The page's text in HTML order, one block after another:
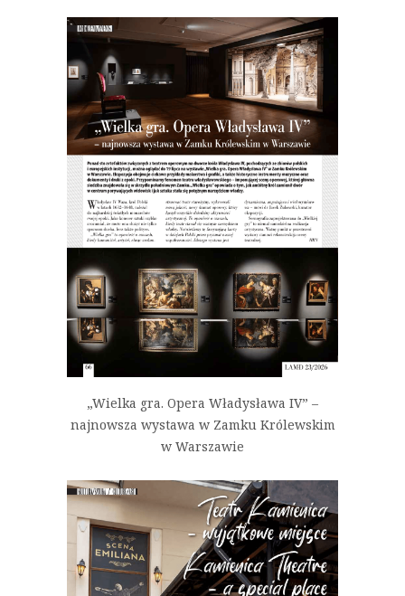
„Wielka gra. Opera Władysława IV” –
najnowsza wystawa w Zamku Królewskim
w Warszawie